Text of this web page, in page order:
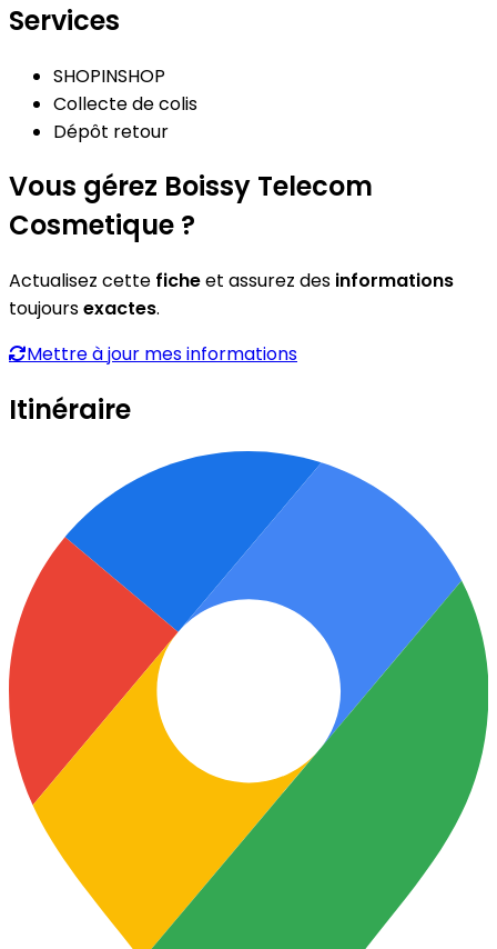
Services
SHOPINSHOP
Collecte de colis
Dépôt retour
Vous gérez Boissy Telecom
Cosmetique ?
Actualisez cette ficheet assurez des informations
toujoursexactes.
Mettre à jour mes informations
Itinéraire